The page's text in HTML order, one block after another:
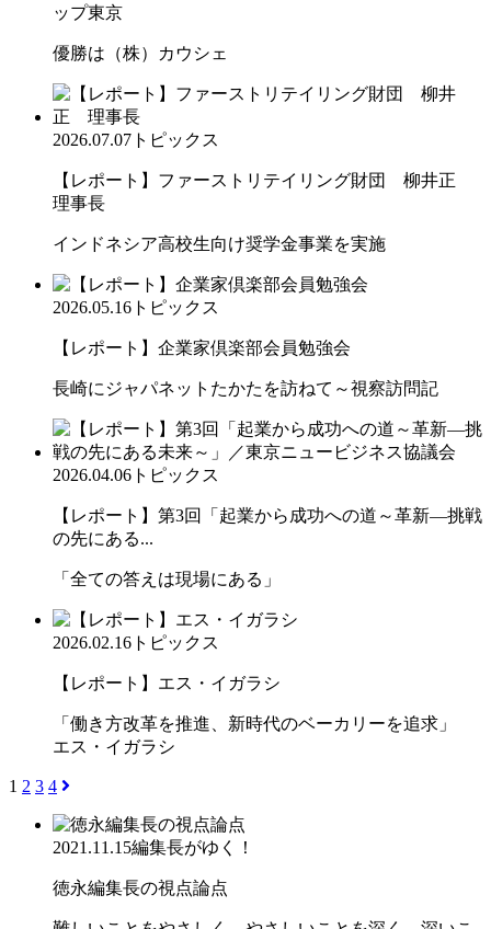
ップ東京
優勝は（株）カウシェ
2026.07.07 トピックス
【レポート】ファーストリテイリング財団 柳井正
理事長
インドネシア高校生向け奨学金事業を実施
2026.05.16 トピックス
【レポート】企業家倶楽部会員勉強会
長崎にジャパネットたかたを訪ねて～視察訪問記
2026.04.06 トピックス
【レポート】第3回「起業から成功への道～革新―挑戦
の先にある...
「全ての答えは現場にある」
2026.02.16 トピックス
【レポート】エス・イガラシ
「働き方改革を推進、新時代のベーカリーを追求」
エス・イガラシ
1 2 3 4
2021.11.15編集長がゆく！
徳永編集長の視点論点